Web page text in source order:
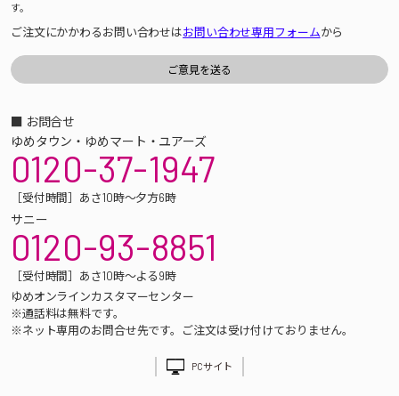
す。
ご注文にかかわるお問い合わせはお問い合わせ専用フォームから
■ お問合せ
ゆめタウン・ゆめマート・ユアーズ
0120-37-1947
［受付時間］あさ10時～夕方6時
サニー
0120-93-8851
［受付時間］あさ10時～よる9時
ゆめオンラインカスタマーセンター
※通話料は無料です。
※ネット専用のお問合せ先です。ご注文は受け付けておりません。
PCサイト